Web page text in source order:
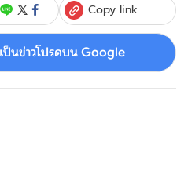
Copy link
ป็นข่าวโปรดบน Google